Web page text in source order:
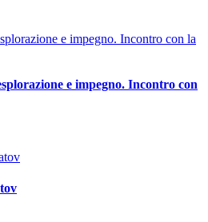
e impegno. Incontro con